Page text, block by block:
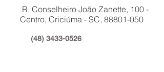
R. Conselheiro João Zanette, 100 -
Centro, Criciúma - SC, 88801-050
(48) 3433-0526